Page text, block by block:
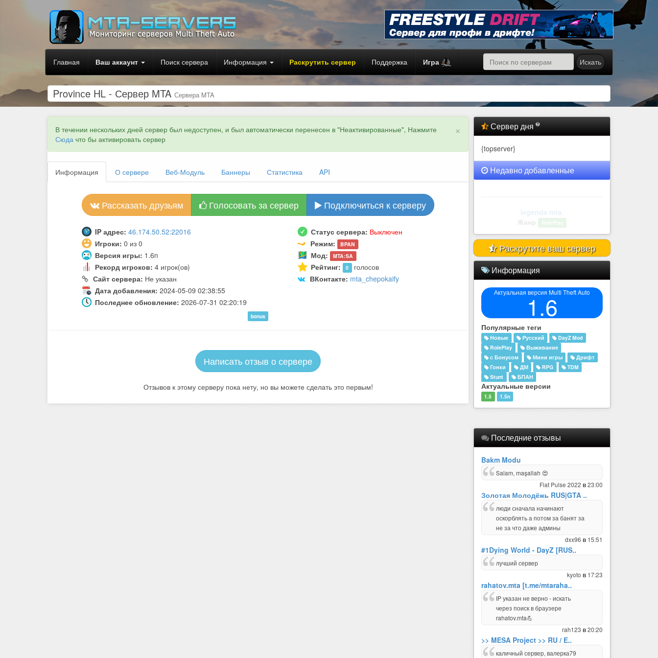
Главная Ваш аккаунт Поиск сервера Информация Раскрутить сервер Поддержка Игра Искать
Provinсe HL - Сервер MTA Сервера MTA
×
В течении нескольких дней сервер был недоступен, и был автоматически перенесен в "Неактивированные", Нажмите
Сюда что бы активировать сервер
Информация О сервере Веб-Модуль Баннеры Статистика API
Рассказать друзьям Голосовать за сервер Подключиться к серверу
IP адрес: 46.174.50.52:22016 Статус сервера: Выключен
Игроки: 0 из 0 Режим: BPAN
Версия игры: 1.6n Мод: MTA:SA
Рекорд игроков: 4 игрок(ов) Рейтинг: 0 голосов
Сайт сервера: Не указан ВКонтакте: mta_chepokaify
Дата добавления: 2024-05-09 02:38:55
Последнее обновление: 2026-07-31 02:20:19
bonus
Написать отзыв о сервере
Отзывов к этому серверу пока нету, но вы можете сделать это первым!
Сервер дня
{topserver}
Недавно добавленные
rahatov.mta [t.me/mtarahato..
Жанр
Раскрутите ваш сервер
Информация
Актуальная версия Multi Theft Auto
1.6
Популярные теги
Новые Русский
DayZ Mod
RolePlay
Выживание
с Бонусом
Мини игры
Дрифт
Гонки
ДМ RPG
TDM
Stunt
БПАН
Актуальные версии
1.5 1.5n
Последние отзывы
Bakm Modu
Salam, maşallah 😍
Fiat Pulse 2022 в23:00
Золотая Молодёжь RUS|GTA ..
люди сначала начинают
оскорблять а потом за банят за
не за что даже админы
dxx96 в 15:51
#1Dying World - DayZ [RUS..
лучший сервер
kyoto в 17:23
rahatov.mta [t.me/mtaraha..
IP указан не верно - искать
через поиск в браузере
rahatov.mta💪
rah123 в20:20
>> MESA Project >> RU / E..
каличный сервер, валерка79